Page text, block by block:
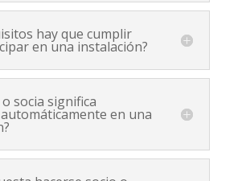
hay que cumplir
en una instalación?
o socia significa
en una